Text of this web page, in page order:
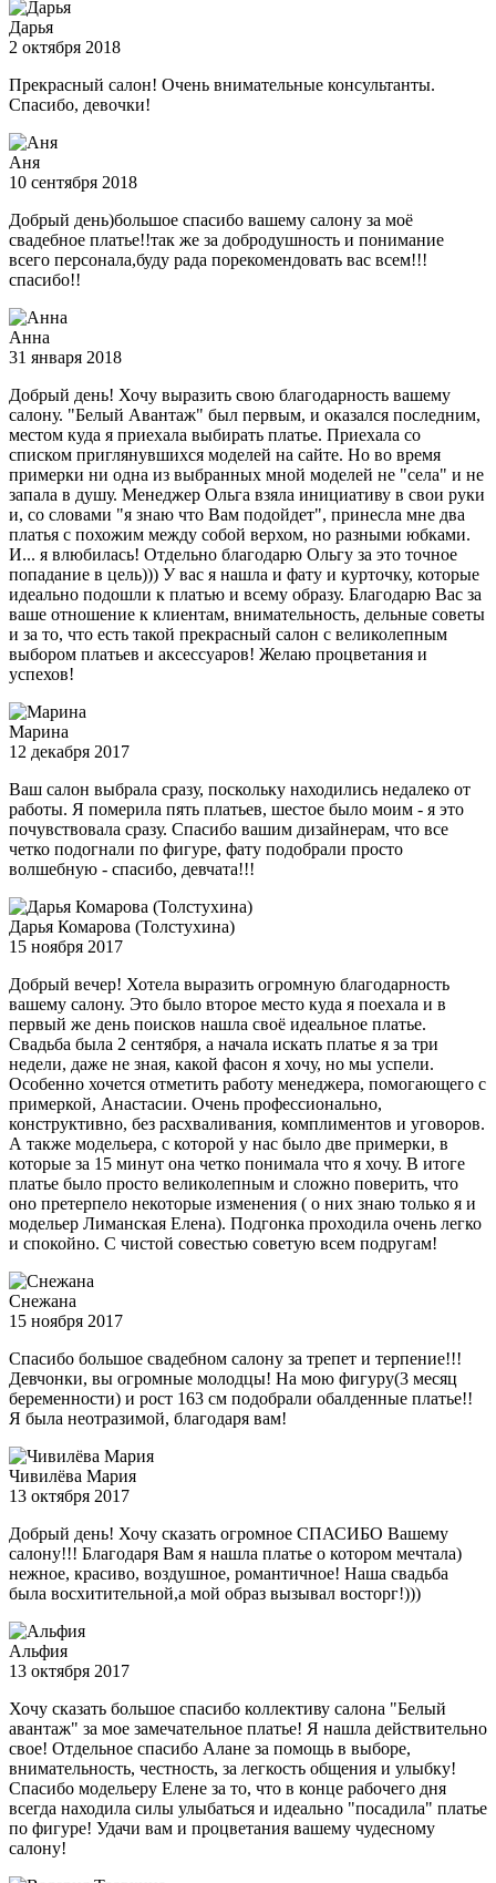
Дарья
2 октября 2018
Прекрасный салон! Очень внимательные консультанты.
Спасибо, девочки!
Аня
10 сентября 2018
Добрый день)большое спасибо вашему салону за моё
свадебное платье!!так же за добродушность и понимание
всего персонала,буду рада порекомендовать вас всем!!!
спасибо!!
Анна
31 января 2018
Добрый день! Хочу выразить свою благодарность вашему
салону. "Белый Авантаж" был первым, и оказался последним,
местом куда я приехала выбирать платье. Приехала со
списком приглянувшихся моделей на сайте. Но во время
примерки ни одна из выбранных мной моделей не "села" и не
запала в душу. Менеджер Ольга взяла инициативу в свои руки
и, со словами "я знаю что Вам подойдет", принесла мне два
платья с похожим между собой верхом, но разными юбками.
И... я влюбилась! Отдельно благодарю Ольгу за это точное
попадание в цель))) У вас я нашла и фату и курточку, которые
идеально подошли к платью и всему образу. Благодарю Вас за
ваше отношение к клиентам, внимательность, дельные советы
и за то, что есть такой прекрасный салон с великолепным
выбором платьев и аксессуаров! Желаю процветания и
успехов!
Марина
12 декабря 2017
Ваш салон выбрала сразу, поскольку находились недалеко от
работы. Я померила пять платьев, шестое было моим - я это
почувствовала сразу. Спасибо вашим дизайнерам, что все
четко подогнали по фигуре, фату подобрали просто
волшебную - спасибо, девчата!!!
Дарья Комарова (Толстухина)
15 ноября 2017
Добрый вечер! Хотела выразить огромную благодарность
вашему салону. Это было второе место куда я поехала и в
первый же день поисков нашла своё идеальное платье.
Свадьба была 2 сентября, а начала искать платье я за три
недели, даже не зная, какой фасон я хочу, но мы успели.
Особенно хочется отметить работу менеджера, помогающего с
примеркой, Анастасии. Очень профессионально,
конструктивно, без расхваливания, комплиментов и уговоров.
А также модельера, с которой у нас было две примерки, в
которые за 15 минут она четко понимала что я хочу. В итоге
платье было просто великолепным и сложно поверить, что
оно претерпело некоторые изменения ( о них знаю только я и
модельер Лиманская Елена). Подгонка проходила очень легко
и спокойно. С чистой совестью советую всем подругам!
Снежана
15 ноября 2017
Спасибо большое свадебном салону за трепет и терпение!!!
Девчонки, вы огромные молодцы! На мою фигуру(3 месяц
беременности) и рост 163 см подобрали обалденные платье!!
Я была неотразимой, благодаря вам!
Чивилёва Мария
13 октября 2017
Добрый день! Хочу сказать огромное СПАСИБО Вашему
салону!!! Благодаря Вам я нашла платье о котором мечтала)
нежное, красиво, воздушное, романтичное! Наша свадьба
была восхитительной,а мой образ вызывал восторг!)))
Альфия
13 октября 2017
Хочу сказать большое спасибо коллективу салона "Белый
авантаж" за мое замечательное платье! Я нашла действительно
свое! Отдельное спасибо Алане за помощь в выборе,
внимательность, честность, за легкость общения и улыбку!
Спасибо модельеру Елене за то, что в конце рабочего дня
всегда находила силы улыбаться и идеально "посадила" платье
по фигуре! Удачи вам и процветания вашему чудесному
салону!